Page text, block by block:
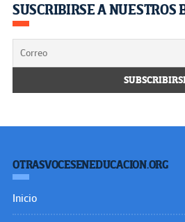
SUSCRIBIRSE A NUESTROS
OTRASVOCESENEDUCACION.ORG
Inicio